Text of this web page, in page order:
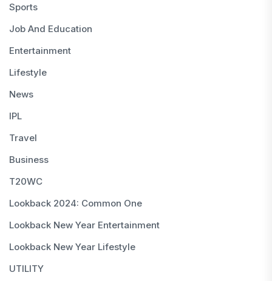
Sports
Job And Education
Entertainment
Lifestyle
News
IPL
Travel
Business
T20WC
Lookback 2024: Common One
Lookback New Year Entertainment
Lookback New Year Lifestyle
UTILITY